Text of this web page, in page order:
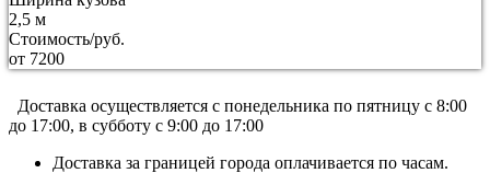
2,5 м
Стоимость/руб.
от 7200
Доставка осуществляется c понедельника по пятницу с 8:00
до 17:00, в субботу с 9:00 до 17:00
Доставка за границей города оплачивается по часам.